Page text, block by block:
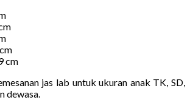
cm
jas lab untuk ukuran anak TK, SD,
dewasa.